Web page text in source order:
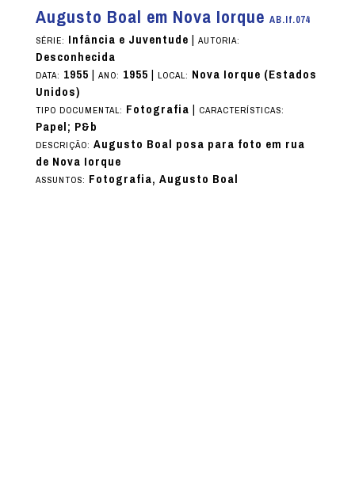
Augusto Boal em Nova Iorque AB.If.074
SÉRIE: Infância e Juventude| AUTORIA:
Desconhecida
DATA: 1955| ANO: 1955| LOCAL: Nova Iorque (Estados
Unidos)
TIPO DOCUMENTAL: Fotografia| CARACTERÍSTICAS:
Papel; P&b
DESCRIÇÃO: Augusto Boal posa para foto em rua
de Nova Iorque
ASSUNTOS: Fotografia, Augusto Boal